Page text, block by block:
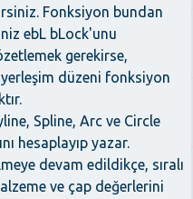
Fonksiyon bundan
ebL bLock'unu
gerekirse,
yerleşim düzeni fonksiyon
Spline, Arc ve Circle
hesaplayıp yazar.
devam edildikçe, sıralı
ve çap değerlerini